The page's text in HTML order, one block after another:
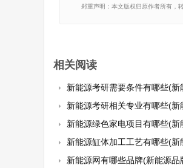
郑重声明：本文版权归原作者所有，
相关阅读
新能源考研需要条件有哪些(新
新能源考研相关专业有哪些(
新能源绿色家电项目有哪些(
新能源缸体加工工艺有哪些(新
新能源网有哪些品牌(新能源品